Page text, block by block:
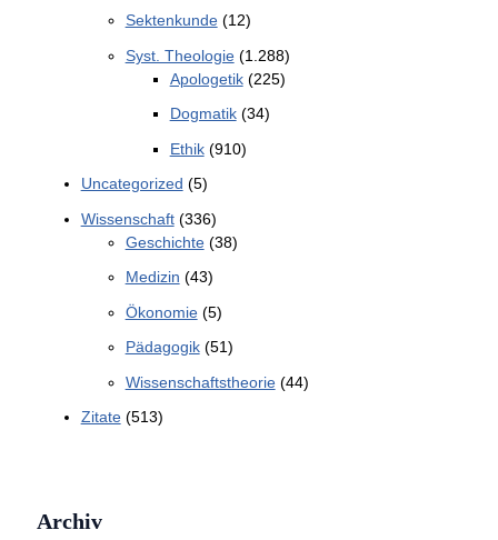
Sektenkunde(12)
Syst. Theologie(1.288)
Apologetik(225)
Dogmatik(34)
Ethik(910)
Uncategorized (5)
Wissenschaft(336)
Geschichte(38)
Medizin (43)
Ökonomie(5)
Pädagogik(51)
Wissenschaftstheorie(44)
Zitate(513)
Archiv